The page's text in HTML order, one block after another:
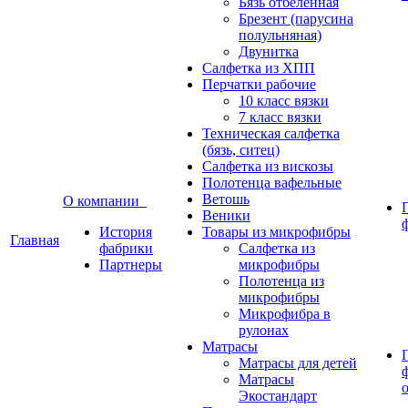
Главная
О компании
История
фабрики
Партнеры
Брезент (парусина
полульняная)
Двунитка
Салфетка из ХПП
Перчатки рабочие
10 класс вязки
7 класс вязки
Техническая салфетка
(бязь, ситец)
Салфетка из вискозы
Полотенца вафельные
Ветошь
Веники
Товары из микрофибры
Салфетка из
микрофибры
Полотенца из
микрофибры
Микрофибра в
рулонах
Матрасы
Матрасы для детей
Матрасы
Экостандарт